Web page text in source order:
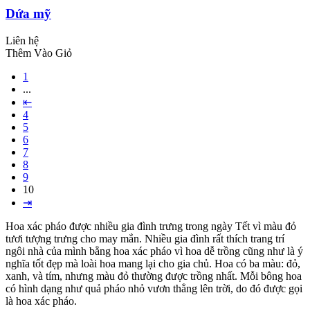
Dứa mỹ
Liên hệ
Thêm Vào Giỏ
1
...
⇤
4
5
6
7
8
9
10
⇥
Hoa xác pháo được nhiều gia đình trưng trong ngày Tết vì màu đỏ
tươi tượng trưng cho may mắn. Nhiều gia đình rất thích trang trí
ngôi nhà của mình bằng hoa xác pháo vì hoa dễ trồng cũng như là ý
nghĩa tốt đẹp mà loài hoa mang lại cho gia chủ. Hoa có ba màu: đỏ,
xanh, và tím, nhưng màu đỏ thường được trồng nhất. Mỗi bông hoa
có hình dạng như quả pháo nhỏ vươn thẳng lên trời, do đó được gọi
là hoa xác pháo.